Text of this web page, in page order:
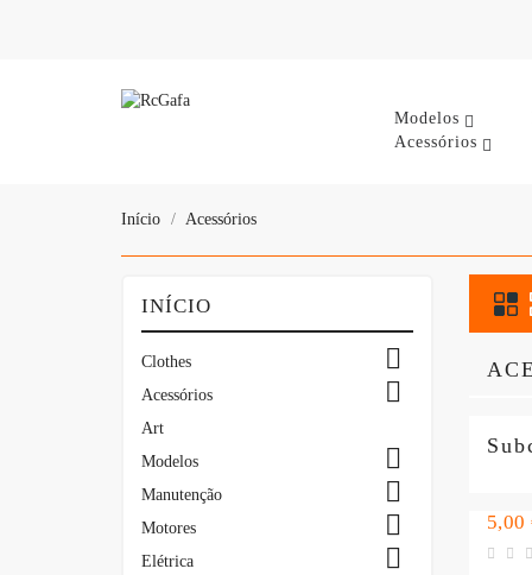
Modelos
Acessórios
Início Acessórios
INÍCIO
Clothes 
Acessórios 
Art
Modelos

Manutenção 
Motores 
Elétrica 
5,00